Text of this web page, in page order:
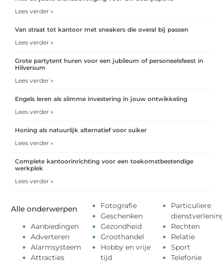
Alle onderwerpen
Aanbiedingen
Adverteren
Alarmsysteem
Attracties
Fotografie
Geschenken
Gezondheid
Groothandel
Hobby en vrije
tijd
Particuliere
Rechten
Relatie
Sport
Telefonie
Lees verder »
Van straat tot kantoor met sneakers die overal bij passen
Lees verder »
Grote partytent huren voor een jubileum of personeelsfeest in
Hilversum
Lees verder »
Engels leren als slimme investering in jouw ontwikkeling
Lees verder »
Honing als natuurlijk alternatief voor suiker
Lees verder »
Complete kantoorinrichting voor een toekomstbestendige
werkplek
Lees verder »